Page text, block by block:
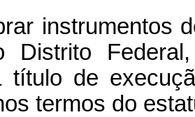
instrumentos
Distrito
título de
termos do